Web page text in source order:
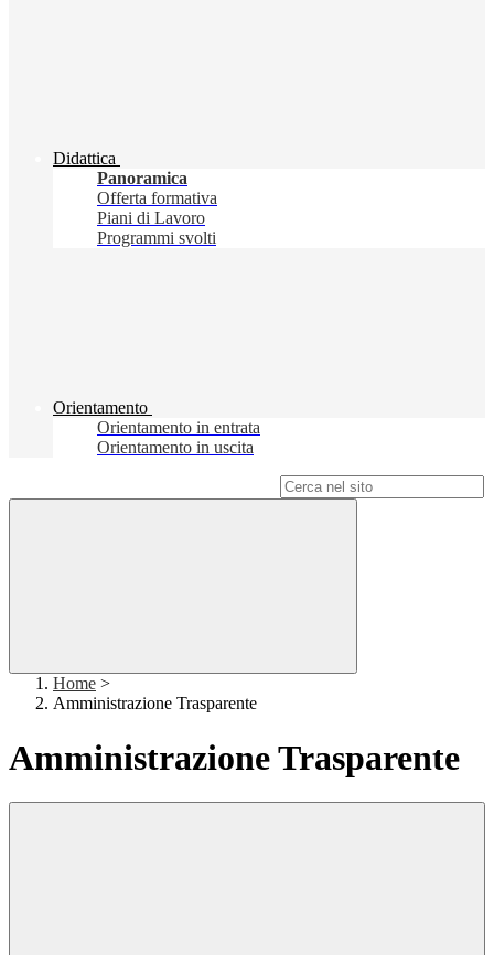
Didattica
Panoramica
Offerta formativa
Piani di Lavoro
Programmi svolti
Orientamento
Orientamento in entrata
Orientamento in uscita
Home >
Amministrazione Trasparente
Amministrazione Trasparente